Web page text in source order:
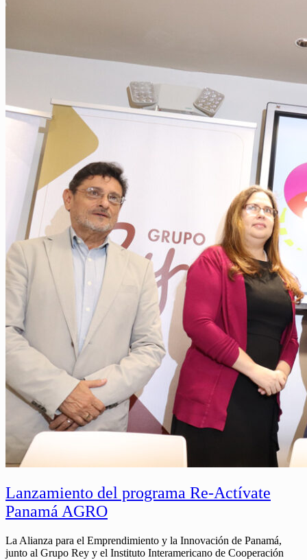
Lanzamiento del programa Re-Actívate
Panamá AGRO
La Alianza para el Emprendimiento y la Innovación de Panamá,
junto al Grupo Rey y el Instituto Interamericano de Cooperación